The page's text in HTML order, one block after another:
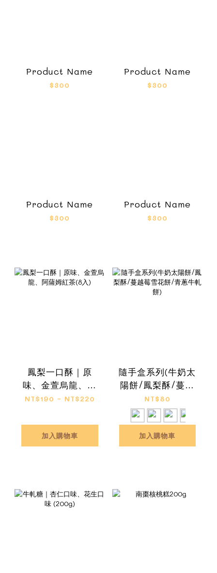
Product Name
$300
Product Name
$300
Product Name
$300
Product Name
$300
鳳梨一口酥｜原
味、金萱烏龍、阿
薩姆紅茶(8入)
NT$190 ~ NT$220
加入購物車
隨手盒系列(牛奶太
陽餅/鳳梨酥/蔓越
莓雪花餅/青蔥牛軋
餅)
NT$80
加入購物車